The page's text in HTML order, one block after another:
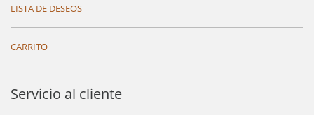
LISTA DE DESEOS
CARRITO
Servicio al cliente